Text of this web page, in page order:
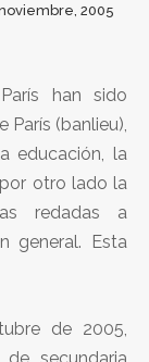
2005
han sido
(banlieu),
educación, la
otro lado la
redadas a
general. Esta
de 2005,